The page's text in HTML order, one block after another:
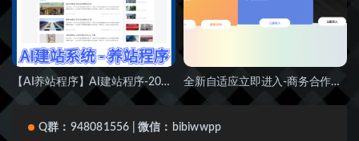
【AI养站程序】AI建站程序-2024快速收录出权重也就是分分钟的事！ 全新自适应立即进入-商务合作地址发布页HTML源码
Q群：948081556 | 微信：bibiwwpp